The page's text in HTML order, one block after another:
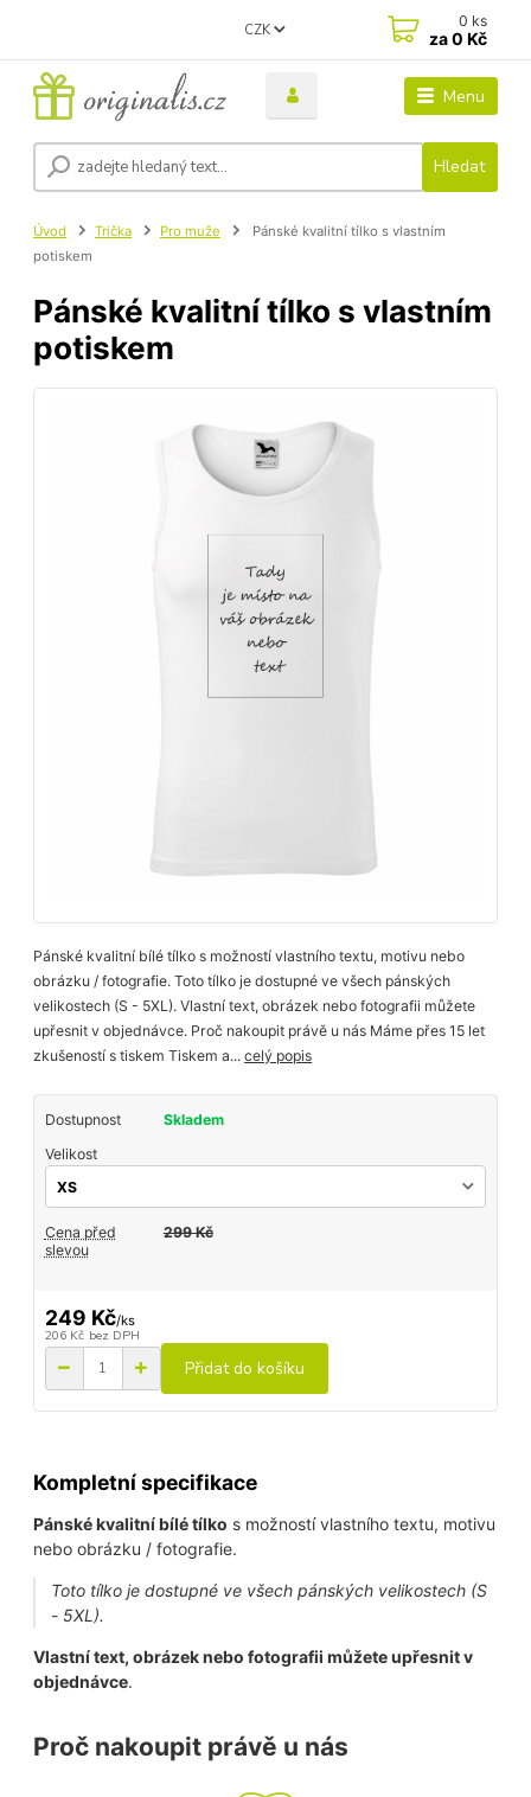
Menu
CZK
Hledat
0 ks
za0 Kč
Úvod Trička Pro muže
Pánské kvalitní tílko s vlastním
potiskem
Pánské kvalitní tílko s vlastním
potiskem
Pánské kvalitní bílé tílko s možností vlastního textu, motivu nebo
obrázku / fotografie. Toto tílko je dostupné ve všech pánských
velikostech (S - 5XL). Vlastní text, obrázek nebo fotografii můžete
upřesnit v objednávce. Proč nakoupit právě u nás Máme přes 15 let
zkušeností s tiskem Tiskem a...celý popis
Dostupnost
Skladem
Velikost
Cena před
slevou
299 Kč
249 Kč/ks
206 Kč bez DPH
Přidat do košíku
Kompletní specifikace
Pánské kvalitní bílé tílko s možností vlastního textu, motivu
nebo obrázku / fotografie.
Toto tílko je dostupné ve všech pánských velikostech (S
- 5XL).
Vlastní text, obrázek nebo fotografii můžete upřesnit v
objednávce.
Proč nakoupit právě u nás